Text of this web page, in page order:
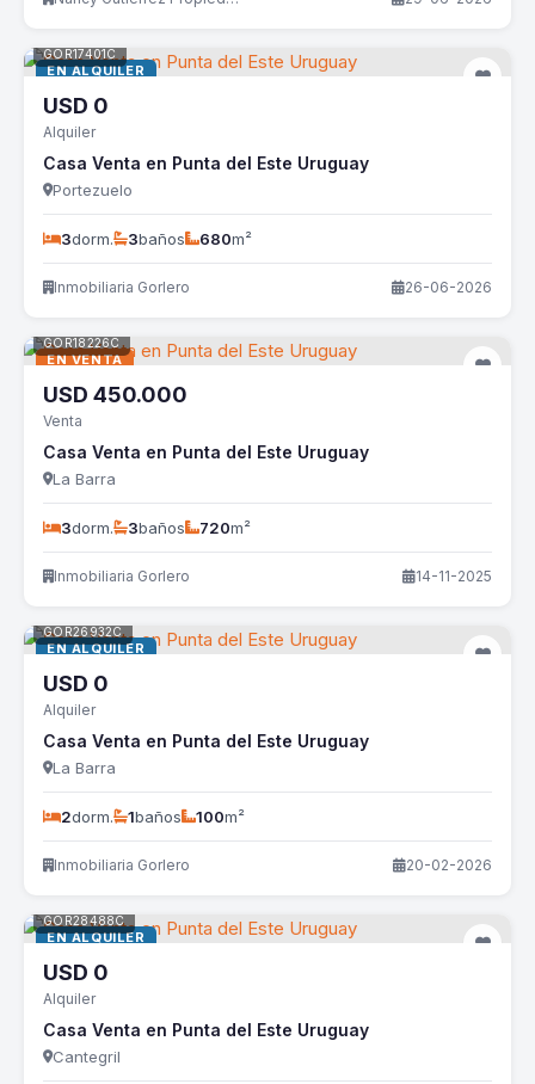
EN ALQUILER
GOR17401C
USD 0
Alquiler
Casa Venta en Punta del Este Uruguay
Portezuelo
3dorm. 3baños 680m²
Inmobiliaria Gorlero 26-06-2026
EN VENTA
GOR18226C
USD 450.000
Venta
Casa Venta en Punta del Este Uruguay
La Barra
3dorm. 3baños 720m²
Inmobiliaria Gorlero 14-11-2025
EN ALQUILER
GOR26932C
USD 0
Alquiler
Casa Venta en Punta del Este Uruguay
La Barra
2dorm. 1baños 100m²
Inmobiliaria Gorlero 20-02-2026
EN ALQUILER
GOR28488C
USD 0
Alquiler
Casa Venta en Punta del Este Uruguay
Cantegril